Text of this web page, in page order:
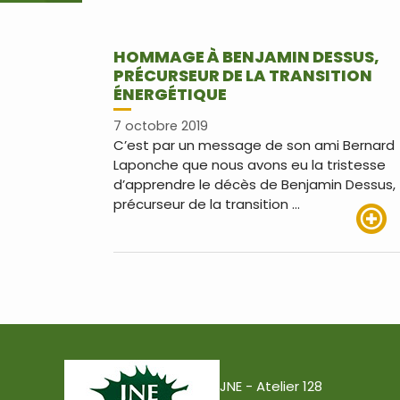
HOMMAGE À BENJAMIN DESSUS,
PRÉCURSEUR DE LA TRANSITION
ÉNERGÉTIQUE
7 octobre 2019
C’est par un message de son ami Bernard
Laponche que nous avons eu la tristesse
d’apprendre le décès de Benjamin Dessus,
précurseur de la transition …
JNE - Atelier 128